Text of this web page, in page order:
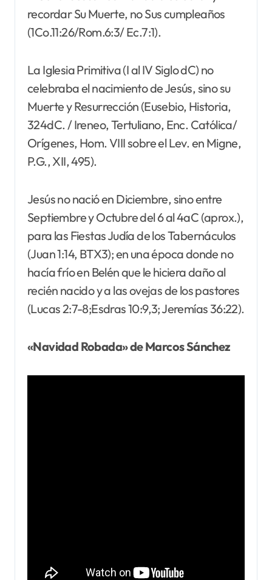
recordar Su Muerte, no Sus cumpleaños
(1Co.11:26/Rom.6:3/ Ec.7:1).
La Iglesia Primitiva (I al IV Siglo dC) no
celebraba el nacimiento de Jesús, sino su
Muerte y Resurrección (Eusebio, Historia,
324dC. / Ireneo, Tertuliano, Enc. Católica/
Orígenes, Hom. VIII sobre el Lev. en Migne,
P.G., XII, 495).
Jesús no nació en Diciembre, sino entre
Septiembre y Octubre del 6 al 4aC (aprox.),
para las Fiestas Judía de los Tabernáculos
(Juan 1:14, BTX3); en una época donde no
hacía frío en Belén que le hiciera daño al
recién nacido y a las ovejas de los pastores
(Lucas 2:7-8;Esdras 10:9,3; Jeremías 36:22).
«Navidad Robada» de Marcos Sánchez